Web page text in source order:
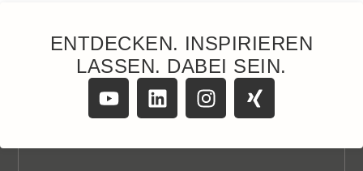
ENTDECKEN. INSPIRIEREN
LASSEN. DABEI SEIN.